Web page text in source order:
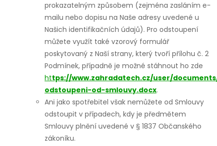
prokazatelným způsobem (zejména zasláním e-
mailu nebo dopisu na Naše adresy uvedené u
Našich identifikačních údajů). Pro odstoupení
můžete využít také vzorový formulář
poskytovaný z Naší strany, který tvoří přílohu č. 2
Podmínek, případně je možné stáhnout ho zde
https://www.zahradatech.cz/user/
odstoupeni-od-smlouvy.docx.
Ani jako spotřebitel však nemůžete od Smlouvy
odstoupit v případech, kdy je předmětem
Smlouvy plnění uvedené v § 1837 Občanského
zákoníku.